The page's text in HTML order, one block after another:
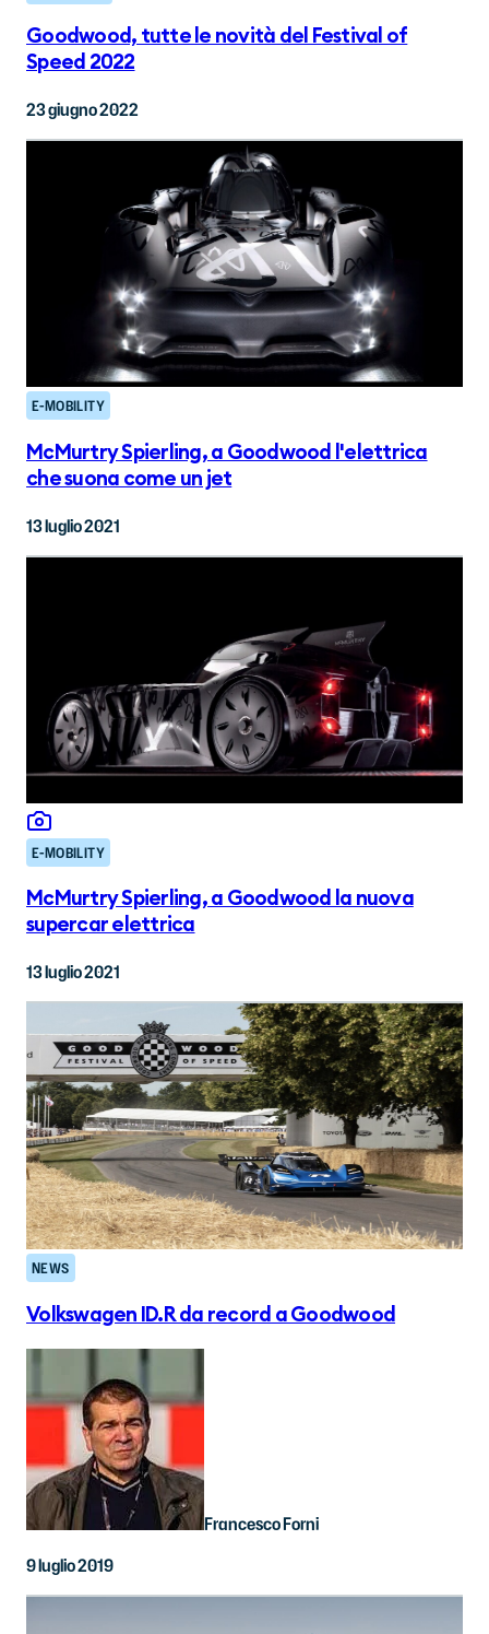
Goodwood, tutte le novità del Festival of
Speed 2022
23 giugno 2022
E-MOBILITY
McMurtry Spierling, a Goodwood l'elettrica
che suona come un jet
13 luglio 2021
E-MOBILITY
McMurtry Spierling, a Goodwood la nuova
supercar elettrica
13 luglio 2021
NEWS
Volkswagen ID.R da record a Goodwood
Francesco Forni
9 luglio 2019